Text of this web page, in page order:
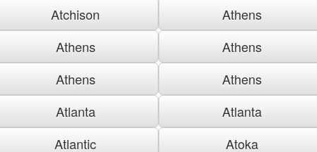
Atchison
Athens
Athens
Athens
Athens
Athens
Atlanta
Atlanta
Atlantic
Atoka